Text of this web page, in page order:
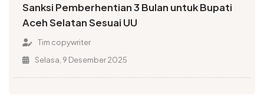
Sanksi Pemberhentian 3 Bulan untuk Bupati
Aceh Selatan Sesuai UU
Tim copywriter
Selasa, 9 Desember 2025